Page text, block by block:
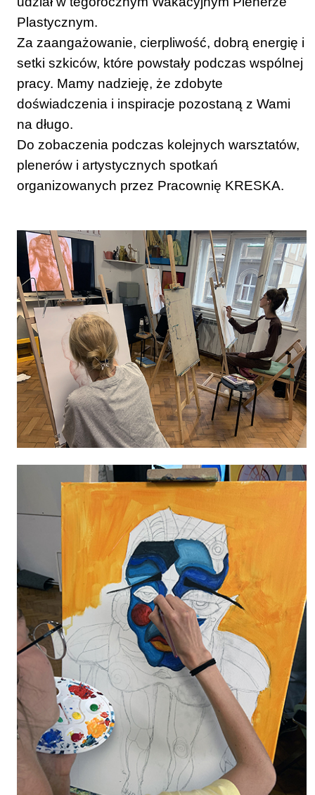
Plastycznym.
Za zaangażowanie, cierpliwość, dobrą energię i
setki szkiców, które powstały podczas wspólnej
pracy. Mamy nadzieję, że zdobyte
doświadczenia i inspiracje pozostaną z Wami
na długo.
Do zobaczenia podczas kolejnych warsztatów,
plenerów i artystycznych spotkań
organizowanych przez Pracownię KRESKA.